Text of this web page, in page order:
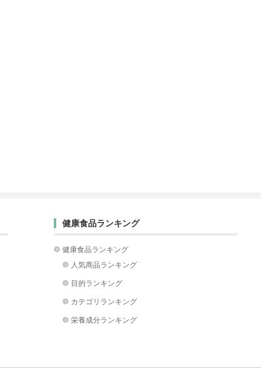
健康食品ランキング
健康食品ランキング
人気商品ランキング
目的ランキング
カテゴリランキング
栄養成分ランキング